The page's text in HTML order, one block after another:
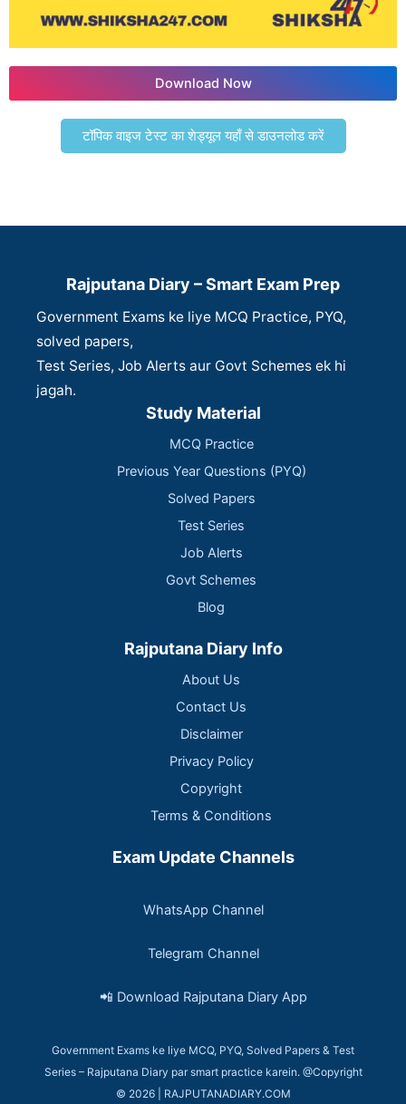
Download Now
टॉपिक वाइज टेस्ट का शेड्यूल यहाँ से डाउनलोड करें
Rajputana Diary – Smart Exam Prep
Government Exams ke liye MCQ Practice, PYQ,
solved papers,
Test Series, Job Alerts aur Govt Schemes ek hi
jagah.
Study Material
MCQ Practice
Previous Year Questions (PYQ)
Solved Papers
Test Series
Job Alerts
Govt Schemes
Blog
Rajputana Diary Info
About Us
Contact Us
Disclaimer
Privacy Policy
Copyright
Terms & Conditions
Exam Update Channels
WhatsApp Channel
Telegram Channel
📲 Download Rajputana Diary App
Government Exams ke liye MCQ, PYQ, Solved Papers & Test
Series – Rajputana Diary par smart practice karein. @Copyright
© 2026 | RAJPUTANADIARY.COM